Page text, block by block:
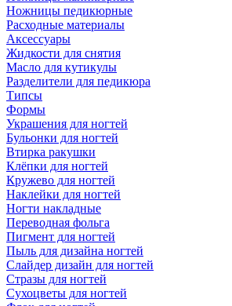
Ножницы педикюрные
Расходные материалы
Аксессуары
Жидкости для снятия
Масло для кутикулы
Разделители для педикюра
Типсы
Формы
Украшения для ногтей
Бульонки для ногтей
Втирка ракушки
Клёпки для ногтей
Кружево для ногтей
Наклейки для ногтей
Ногти накладные
Переводная фольга
Пигмент для ногтей
Пыль для дизайна ногтей
Слайдер дизайн для ногтей
Стразы для ногтей
Сухоцветы для ногтей